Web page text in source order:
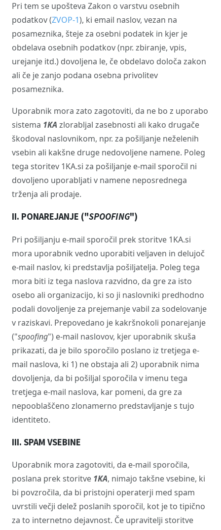
Pri tem se upošteva Zakon o varstvu osebnih
podatkov (ZVOP-1), ki email naslov, vezan na
posameznika, šteje za osebni podatek in kjer je
obdelava osebnih podatkov (npr. zbiranje, vpis,
urejanje itd.) dovoljena le, če obdelavo določa zakon
ali če je zanjo podana osebna privolitev
posameznika.
Uporabnik mora zato zagotoviti, da ne bo z uporabo
sistema 1KA zlorabljal zasebnosti ali kako drugače
škodoval naslovnikom, npr. za pošiljanje neželenih
vsebin ali kakšne druge nedovoljene namene. Poleg
tega storitev 1KA.si za pošiljanje e-mail sporočil ni
dovoljeno uporabljati v namene neposrednega
trženja ali prodaje.
II. PONAREJANJE ("SPOOFING")
Pri pošiljanju e-mail sporočil prek storitve 1KA.si
mora uporabnik vedno uporabiti veljaven in delujoč
e-mail naslov, ki predstavlja pošiljatelja. Poleg tega
mora biti iz tega naslova razvidno, da gre za isto
osebo ali organizacijo, ki so ji naslovniki predhodno
podali dovoljenje za prejemanje vabil za sodelovanje
v raziskavi. Prepovedano je kakršnokoli ponarejanje
("spoofing") e-mail naslovov, kjer uporabnik skuša
prikazati, da je bilo sporočilo poslano iz tretjega e-
mail naslova, ki 1) ne obstaja ali 2) uporabnik nima
dovoljenja, da bi pošiljal sporočila v imenu tega
tretjega e-mail naslova, kar pomeni, da gre za
nepooblaščeno zlonamerno predstavljanje s tujo
identiteto.
III. SPAM VSEBINE
Uporabnik mora zagotoviti, da e-mail sporočila,
poslana prek storitve 1KA, nimajo takšne vsebine, ki
bi povzročila, da bi pristojni operaterji med spam
uvrstili večji delež poslanih sporočil, kot je to tipično
za to internetno dejavnost. Če upravitelji storitve